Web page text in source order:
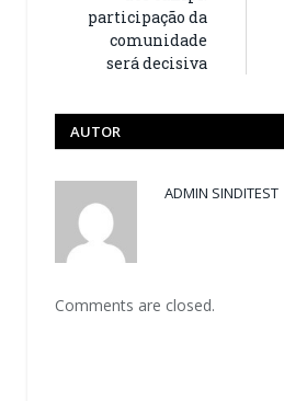
participação da
comunidade
será decisiva
AUTOR
ADMIN SINDITEST
Comments are closed.